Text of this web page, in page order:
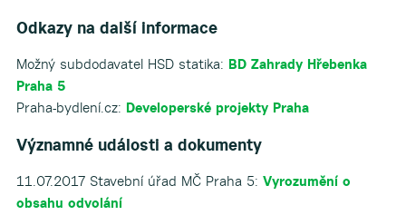
Odkazy na další informace
Možný subdodavatel HSD statika: BD Zahrady Hřebenka
Praha 5
Praha-bydlení.cz: Developerské projekty Praha
Významné události a dokumenty
11.07.2017 Stavební úřad MČ Praha 5: Vyrozumění o
obsahu odvolání